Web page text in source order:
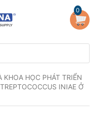
0
KHOA HỌC PHÁT TRIỂN
INIAE Ở